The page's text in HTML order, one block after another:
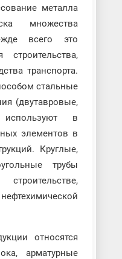
металла
множества
всего это
транспорта.
стальные
(двутавровые,
в
элементов в
Круглые,
трубы
относятся
арматурные